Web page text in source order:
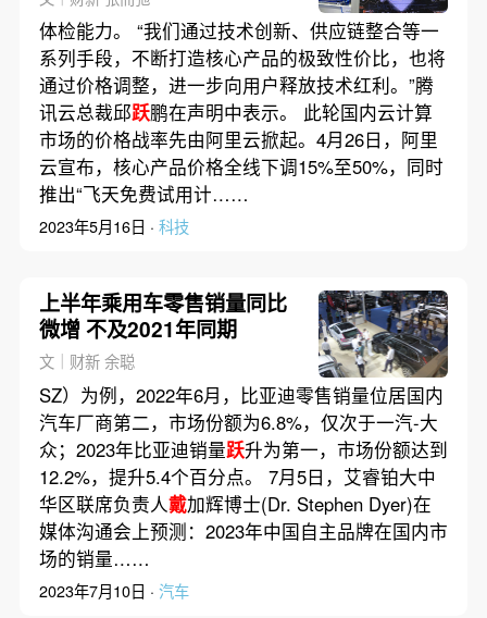
体检能力。 “我们通过技术创新、供应链整合等一
系列手段，不断打造核心产品的极致性价比，也将
通过价格调整，进一步向用户释放技术红利。”腾
讯云总裁邱跃鹏在声明中表示。 此轮国内云计算
市场的价格战率先由阿里云掀起。4月26日，阿里
云宣布，核心产品价格全线下调15%至50%，同时
推出“飞天免费试用计……
2023年5月16日 · 科技
上半年乘用车零售销量同比
微增 不及2021年同期
文｜财新 余聪
SZ）为例，2022年6月，比亚迪零售销量位居国内
汽车厂商第二，市场份额为6.8%，仅次于一汽-大
众；2023年比亚迪销量跃升为第一，市场份额达到
12.2%，提升5.4个百分点。 7月5日，艾睿铂大中
华区联席负责人戴加辉博士(Dr. Stephen Dyer)在
媒体沟通会上预测：2023年中国自主品牌在国内市
场的销量……
2023年7月10日 · 汽车